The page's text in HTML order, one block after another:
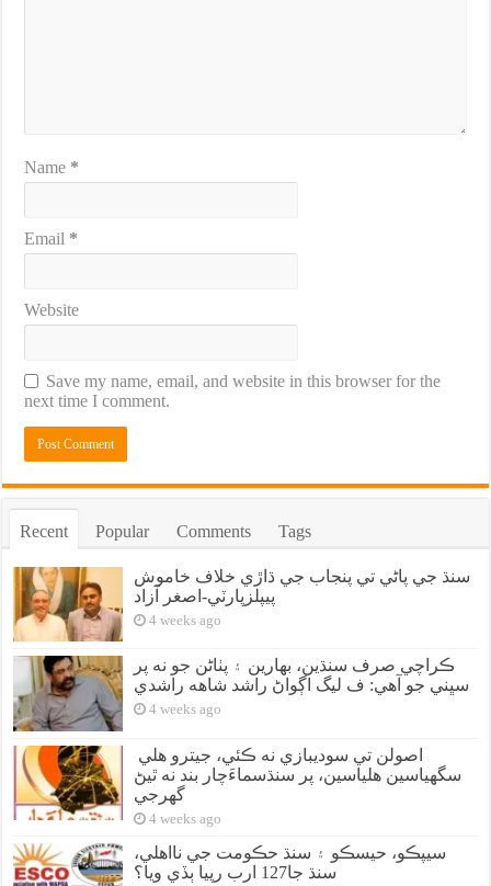
Name *
Email *
Website
Save my name, email, and website in this browser for the
next time I comment.
Recent Popular Comments Tags
سنڌ جي پاڻي تي پنجاب جي ڌاڙي خلاف خاموش
پيپلزپارٽي-اصغر آزاد
4 weeks ago
ڪراچي صرف سنڌين، بهارين ۽ پٺاڻن جو نه پر
سڀني جو آهي: ف ليگ اڳواڻ راشد شاهه راشدي
4 weeks ago
سگهياسين هلياسين، پر سنڌسماءَچار بند نه ٿيڻ
گهرجي
4 weeks ago
سيپڪو، حيسڪو ۽ سنڌ حڪومت جي نااهلي،
سنڌ جا127 ارب رپيا ٻڏي ويا؟